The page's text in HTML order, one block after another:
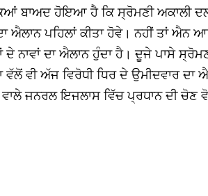
ਬਾਅਦ ਹੋਇਆ ਹੈ ਕਿ ਸ੍ਰੋਮਣੀ ਅਕਾਲੀ
ਪਹਿਲਾਂ ਕੀਤਾ ਹੋਵੇ। ਨਹੀਂ ਤਾਂ ਐਨ
ਦੇ ਨਾਵਾਂ ਦਾ ਐਲਾਨ ਹੁੰਦਾ ਹੈ। ਦੂਜੇ ਪਾਸੇ
ਵੀ ਅੱਜ ਵਿਰੋਧੀ ਧਿਰ ਦੇ ਉਮੀਦਵਾਰ ਦਾ
ਜਨਰਲ ਇਜਲਾਸ ਵਿੱਚ ਪ੍ਰਧਾਨ ਦੀ ਚੋਣ